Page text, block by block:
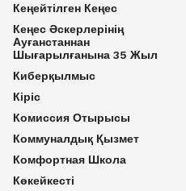
Кеңейтілген Кеңес
Кеңес Әскерлерінің
Ауғанстаннан
Шығарылғанына 35 Жыл
Киберқылмыс
Кіріс
Комиссия Отырысы
Коммуналдық Қызмет
Комфортная Школа
Көкейкесті